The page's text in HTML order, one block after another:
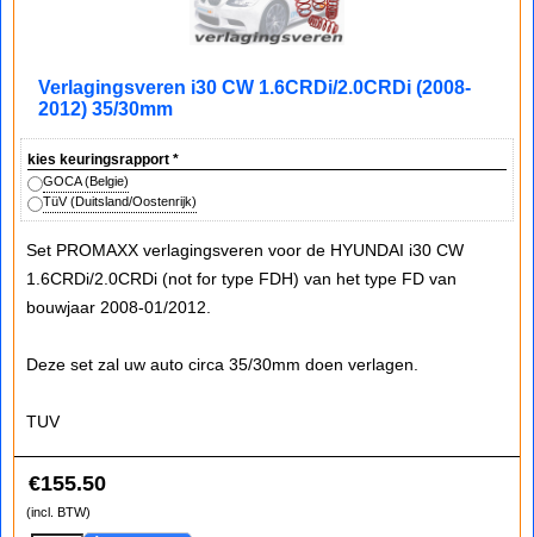
Verlagingsveren i30 CW 1.6CRDi/2.0CRDi (2008-
2012) 35/30mm
kies keuringsrapport *
GOCA (Belgie)
TüV (Duitsland/Oostenrijk)
Set PROMAXX verlagingsveren voor de HYUNDAI i30 CW
1.6CRDi/2.0CRDi (not for type FDH) van het type FD van
bouwjaar 2008-01/2012.
Deze set zal uw auto circa 35/30mm doen verlagen.
TUV
€155.50
(incl. BTW)